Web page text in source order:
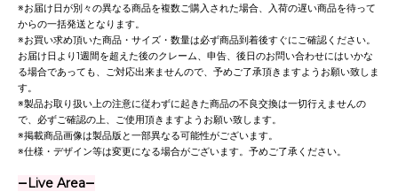
※お届け日が別々の異なる商品を複数ご購入された場合、入荷の遅い商品を待って
からの一括発送となります。
※お買い求め頂いた商品・サイズ・数量は必ず商品到着後すぐにご確認ください。
お届け日より1週間を超えた後のクレーム、申告、後日のお問い合わせにはいかな
る場合であっても、ご対応出来ませんので、予めご了承頂きますようお願い致しま
す。
※製品お取り扱い上の注意に従わずに起きた商品の不良交換は一切行えませんの
で、必ずご確認の上、ご使用頂きますようお願い致します。
※掲載商品画像は製品版と一部異なる可能性がございます。
※仕様・デザイン等は変更になる場合がございます。予めご了承ください。
―Live Area―